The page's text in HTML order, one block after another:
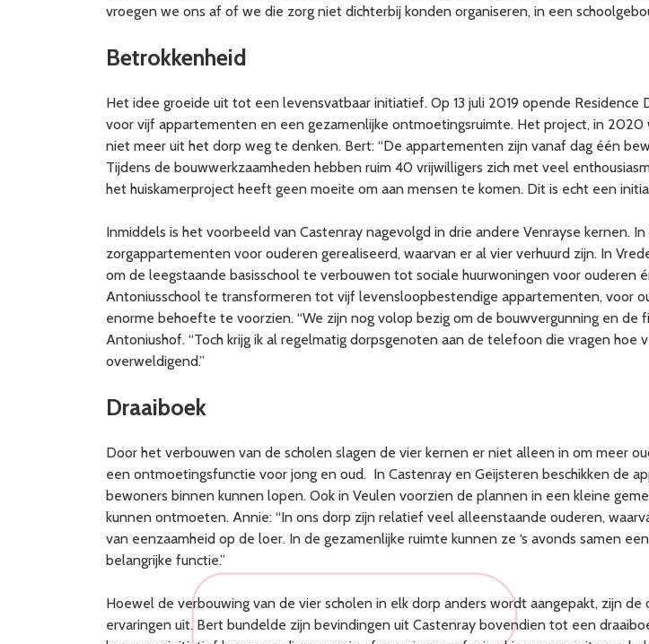
vroegen we ons af of we die zorg niet dichterbij konden organiseren, in een
Betrokkenheid
Het idee groeide uit tot een levensvatbaar initiatief. Op 13 juli 2019 opende
voor vijf appartementen en een gezamenlijke ontmoetingsruimte. Het project, in 2020
niet meer uit het dorp weg te denken. Bert: “De appartementen zijn vanaf dag één
Tijdens de bouwwerkzaamheden hebben ruim 40 vrijwilligers zich met veel
het huiskamerproject heeft geen moeite om aan mensen te komen. Dit is echt een
Inmiddels is het voorbeeld van Castenray nagevolgd in drie andere Venrayse kernen.
zorgappartementen voor ouderen gerealiseerd, waarvan er al vier verhuurd zijn. In
om de leegstaande basisschool te verbouwen tot sociale huurwoningen voor ouderen
Antoniusschool te transformeren tot vijf levensloopbestendige appartementen, voor
enorme behoefte te voorzien. “We zijn nog volop bezig om de bouwvergunning en de
Antoniushof. “Toch krijg ik al regelmatig dorpsgenoten aan de telefoon die vragen hoe
overweldigend.”
Draaiboek
Door het verbouwen van de scholen slagen de vier kernen er niet alleen in om meer
een ontmoetingsfunctie voor jong en oud. In Castenray en Geijsteren beschikken de
bewoners binnen kunnen lopen. Ook in Veulen voorzien de plannen in een kleine
kunnen ontmoeten. Annie: “In ons dorp zijn relatief veel alleenstaande ouderen,
van eenzaamheid op de loer. In de gezamenlijke ruimte kunnen ze ‘s avonds samen
belangrijke functie.”
Hoewel de verbouwing van de vier scholen in elk dorp anders wordt aangepakt, zijn
ervaringen uit. Bert bundelde zijn bevindingen uit Castenray bovendien tot een